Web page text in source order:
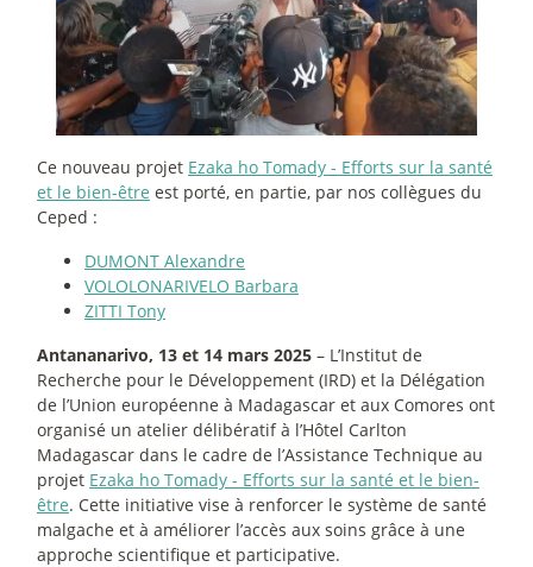
Ce nouveau projet Ezaka ho Tomady - Efforts sur la santé
et le bien-être est porté, en partie, par nos collègues du
Ceped :
DUMONT Alexandre
VOLOLONARIVELO Barbara
ZITTI Tony
Antananarivo, 13 et 14 mars 2025 – L’Institut de
Recherche pour le Développement (IRD) et la Délégation
de l’Union européenne à Madagascar et aux Comores ont
organisé un atelier délibératif à l’Hôtel Carlton
Madagascar dans le cadre de l’Assistance Technique au
projet Ezaka ho Tomady - Efforts sur la santé et le bien-
être. Cette initiative vise à renforcer le système de santé
malgache et à améliorer l’accès aux soins grâce à une
approche scientifique et participative.